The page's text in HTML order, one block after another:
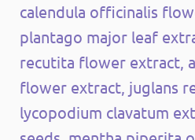
calendula officinalis
plantago major leaf
recutita flower extract,
flower extract, juglans
lycopodium clavatum